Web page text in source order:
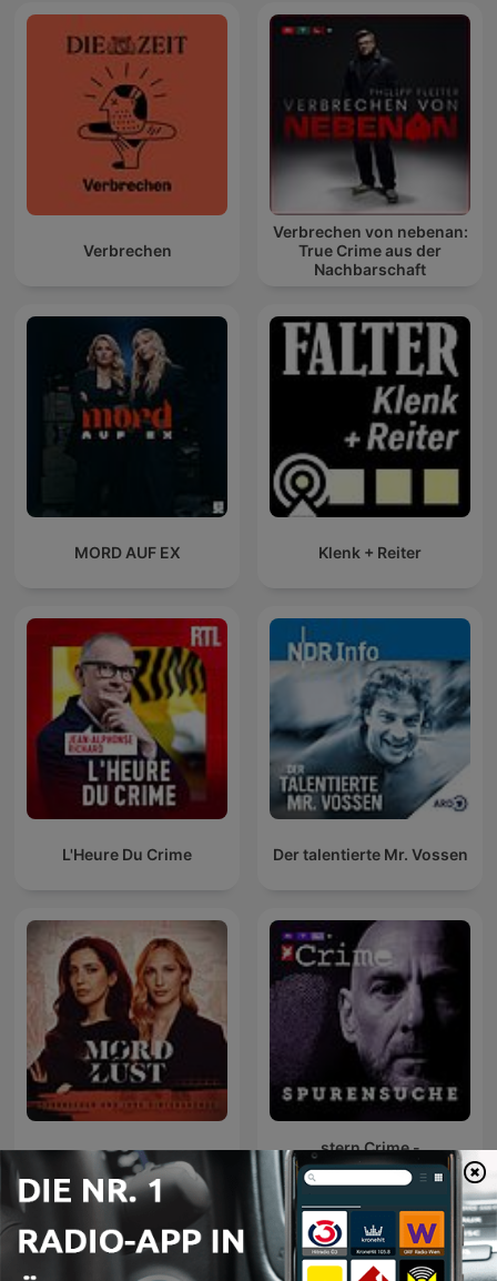
Verbrechen
Verbrechen von nebenan:
True Crime aus der
Nachbarschaft
MORD AUF EX Klenk + Reiter
L'Heure Du Crime Der talentierte Mr. Vossen
Mordlust
stern Crime -
Spurensuche